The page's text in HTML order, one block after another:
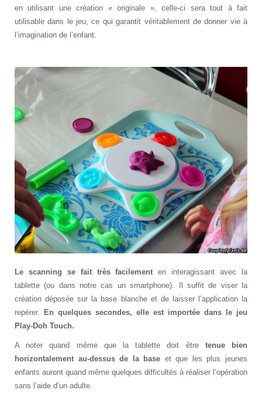
en utilisant une création « originale », celle-ci sera tout à fait
utilisable dans le jeu, ce qui garantit véritablement de donner vie à
l’imagination de l’enfant.
Le scanning se fait très facilement en interagissant avec la
tablette (ou dans notre cas un smartphone). Il suffit de viser la
création déposée sur la base blanche et de laisser l’application la
repérer.
En quelques secondes, elle est importée dans le jeu
Play-Doh Touch.
A noter quand même que la tablette doit être tenue bien
horizontalement au-dessus de la base et que les plus jeunes
enfants auront quand même quelques difficultés à réaliser l’opération
sans l’aide d’un adulte.